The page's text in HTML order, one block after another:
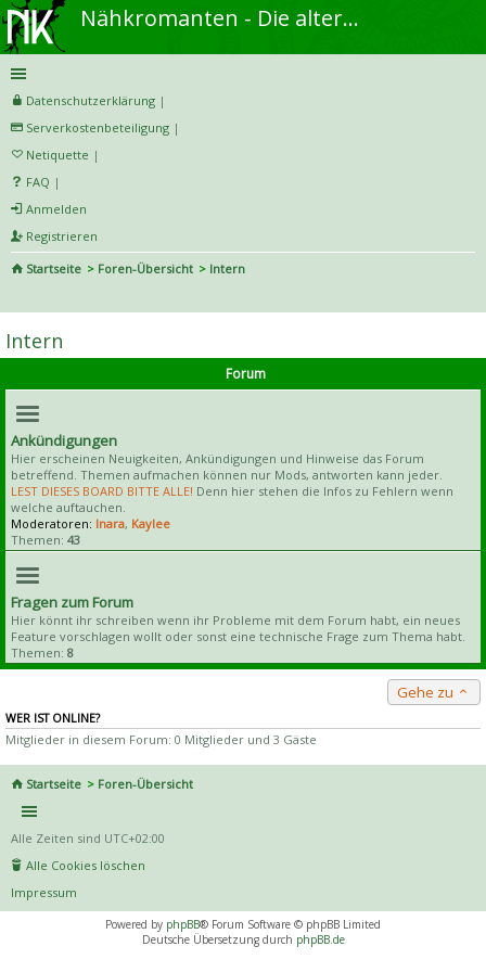
Nähkromanten - Die alternative Näh- und DIY-Community
Datenschutzerklärung |
Serverkostenbeteiligung |
Netiquette |
FAQ |
Anmelden
Registrieren
Startseite
Foren-Übersicht
Intern
he
Intern
Forum
Ankündigungen
Hier erscheinen Neuigkeiten, Ankündigungen und Hinweise das Forum
betreffend. Themen aufmachen können nur Mods, antworten kann jeder.
LEST DIESES BOARD BITTE ALLE! Denn hier stehen die Infos zu Fehlern wenn
welche auftauchen.
Moderatoren: Inara, Kaylee
Themen: 43
Fragen zum Forum
Hier könnt ihr schreiben wenn ihr Probleme mit dem Forum habt, ein neues
Feature vorschlagen wollt oder sonst eine technische Frage zum Thema habt.
Themen: 8
Gehe zu
WER IST ONLINE?
Mitglieder in diesem Forum: 0 Mitglieder und 3 Gäste
Startseite Foren-Übersicht
Alle Zeiten sind UTC+02:00
Alle Cookies löschen
Impressum
Powered by phpBB® Forum Software © phpBB Limited
Deutsche Übersetzung durch phpBB.de